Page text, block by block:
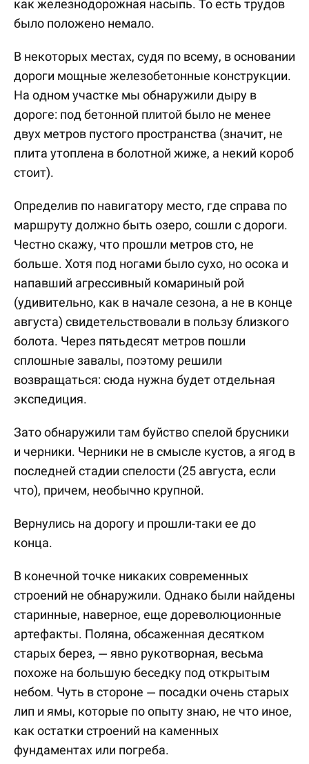
как железнодорожная насыпь. То есть трудов
было положено немало.
В некоторых местах, судя по всему, в основании
дороги мощные железобетонные конструкции.
На одном участке мы обнаружили дыру в
дороге: под бетонной плитой было не менее
двух метров пустого пространства (значит, не
плита утоплена в болотной жиже, а некий короб
стоит).
Определив по навигатору место, где справа по
маршруту должно быть озеро, сошли с дороги.
Честно скажу, что прошли метров сто, не
больше. Хотя под ногами было сухо, но осока и
напавший агрессивный комариный рой
(удивительно, как в начале сезона, а не в конце
августа) свидетельствовали в пользу близкого
болота. Через пятьдесят метров пошли
сплошные завалы, поэтому решили
возвращаться: сюда нужна будет отдельная
экспедиция.
Зато обнаружили там буйство спелой брусники
и черники. Черники не в смысле кустов, а ягод в
последней стадии спелости (25 августа, если
что), причем, необычно крупной.
Вернулись на дорогу и прошли-таки ее до
конца.
В конечной точке никаких современных
строений не обнаружили. Однако были найдены
старинные, наверное, еще дореволюционные
артефакты. Поляна, обсаженная десятком
старых берез, — явно рукотворная, весьма
похоже на большую беседку под открытым
небом. Чуть в стороне — посадки очень старых
лип и ямы, которые по опыту знаю, не что иное,
как остатки строений на каменных
фундаментах или погреба.